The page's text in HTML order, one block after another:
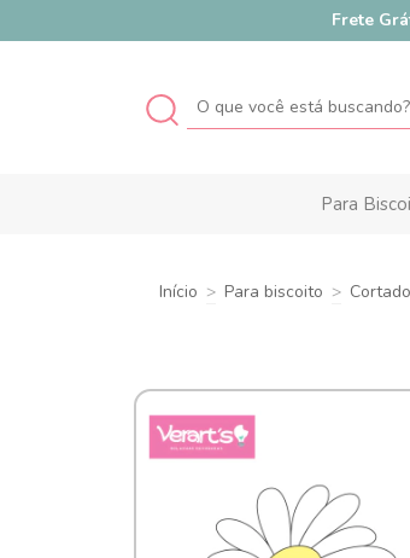
Frete Grátis
Para
Início > Para biscoito >